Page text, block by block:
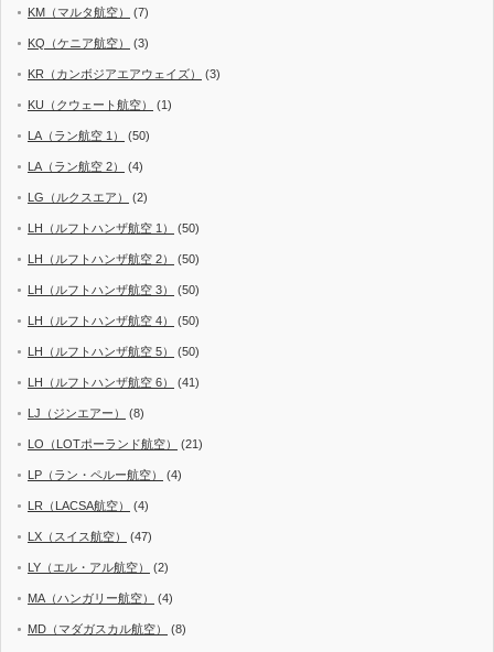
KM（マルタ航空） (7)
KQ（ケニア航空） (3)
KR（カンボジアエアウェイズ） (3)
KU（クウェート航空） (1)
LA（ラン航空 1） (50)
LA（ラン航空 2） (4)
LG（ルクスエア） (2)
LH（ルフトハンザ航空 1） (50)
LH（ルフトハンザ航空 2） (50)
LH（ルフトハンザ航空 3） (50)
LH（ルフトハンザ航空 4） (50)
LH（ルフトハンザ航空 5） (50)
LH（ルフトハンザ航空 6） (41)
LJ（ジンエアー） (8)
LO（LOTポーランド航空） (21)
LP（ラン・ペルー航空） (4)
LR（LACSA航空） (4)
LX（スイス航空） (47)
LY（エル・アル航空） (2)
MA（ハンガリー航空） (4)
MD（マダガスカル航空） (8)